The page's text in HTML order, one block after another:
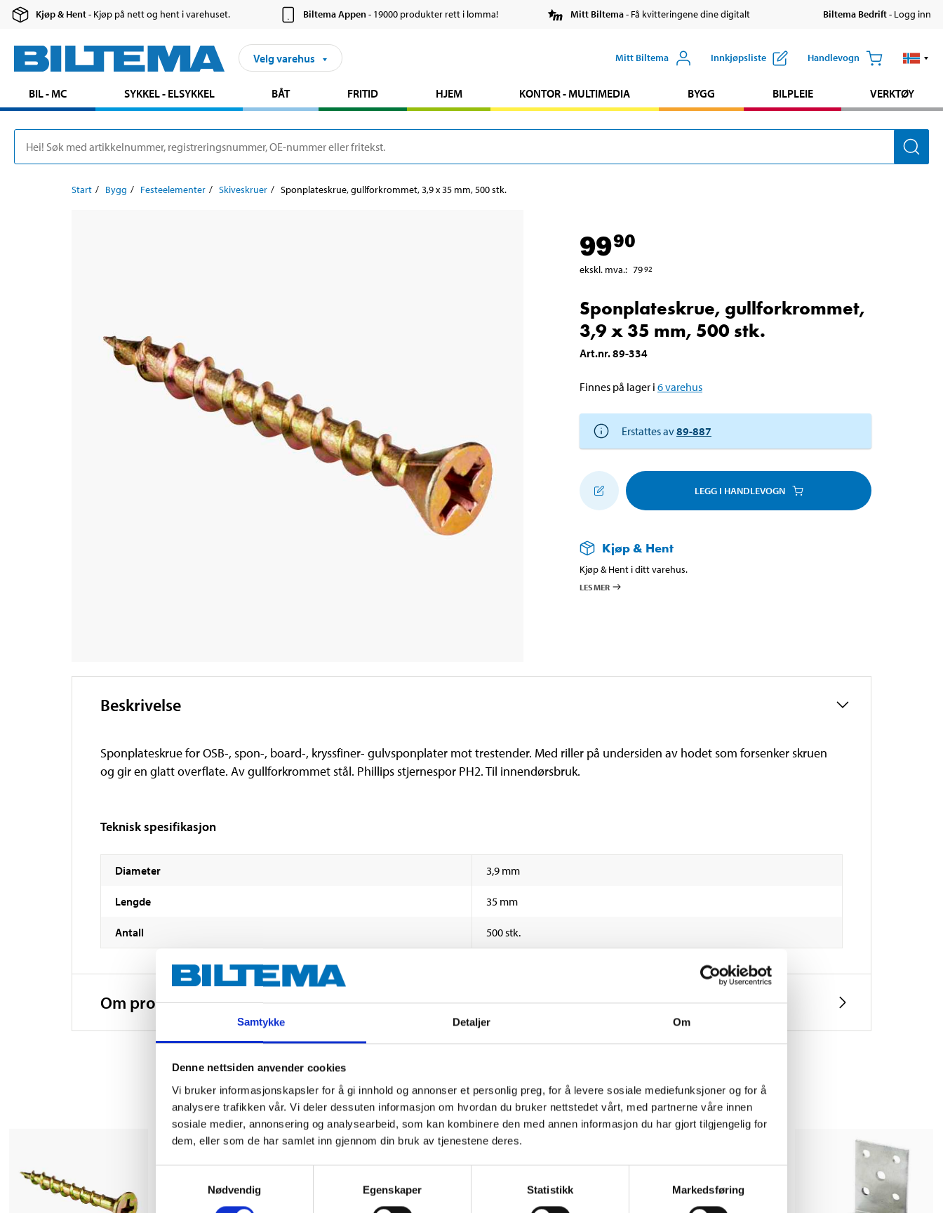
Samtykke Detaljer Om
Denne nettsiden anvender cookies
Vi bruker informasjonskapsler for å gi innhold og annonser et personlig preg, for å levere sosiale mediefunksjoner og for å
analysere trafikken vår. Vi deler dessuten informasjon om hvordan du bruker nettstedet vårt, med partnerne våre innen
sosiale medier, annonsering og analysearbeid, som kan kombinere den med annen informasjon du har gjort tilgjengelig for
dem, eller som de har samlet inn gjennom din bruk av tjenestene deres.
Nødvendig
Egenskaper Statistikk Markedsføring
Kjøp & Hent- Kjøp på nett og hent i varehuset. Biltema Appen- 19000 produkter rett i lomma! Mitt Biltema- Få kvitteringene dine digitalt Biltema Bedrift- Logg inn
Velg varehus Mitt Biltema Innkjøpsliste Handlevogn
BIL - MC SYKKEL - ELSYKKEL BÅT FRITID HJEM KONTOR - MULTIMEDIA BYGG BILPLEIE VERKTØY
Start Bygg Festeelementer Skiveskruer Sponplateskrue, gullforkrommet, 3,9 x 35 mm, 500 stk.
9990
ekskl. mva.: 7992
Sponplateskrue, gullforkrommet,
3,9 x 35 mm, 500 stk.
Art.nr.89-334
Finnes på lager i 6varehus
Erstattes av89-887
LEGG I HANDLEVOGN
Kjøp & Hent
Kjøp & Hent i ditt varehus.
LES MER
Beskrivelse
Sponplateskrue for OSB-, spon-, board-, kryssfiner- gulvsponplater mot trestender. Med riller på undersiden av hodet som forsenker skruen
og gir en glatt overflate. Av gullforkrommet stål. Phillips stjernespor PH2. Til innendørsbruk.
Teknisk spesifikasjon
Diameter 3,9 mm
Lengde 35 mm
Antall 500 stk.
Om produsenten
Andre kunder har også kjøpt